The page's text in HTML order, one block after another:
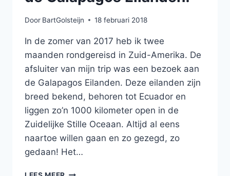
Door BartGolsteijn 18 februari 2018
In de zomer van 2017 heb ik twee
maanden rondgereisd in Zuid-Amerika. De
afsluiter van mijn trip was een bezoek aan
de Galapagos Eilanden. Deze eilanden zijn
breed bekend, behoren tot Ecuador en
liggen zo’n 1000 kilometer open in de
Zuidelijke Stille Oceaan. Altijd al eens
naartoe willen gaan en zo gezegd, zo
gedaan! Het…
NATUUR